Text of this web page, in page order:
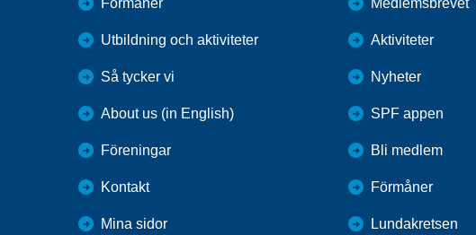
Förmåner
Utbildning och aktiviteter
Så tycker vi
About us (in English)
Föreningar
Kontakt
Mina sidor
Medlemsbrevet
Aktiviteter
Nyheter
SPF appen
Bli medlem
Förmåner
Lundakretsen